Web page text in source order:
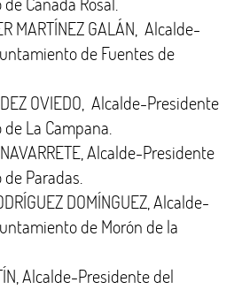
MARTÍNEZ GALÁN, Alcalde-
de Fuentes de
OVIEDO, Alcalde-Presidente
La Campana.
Alcalde-Presidente
Paradas.
DOMÍNGUEZ, Alcalde-
de Morón de la
Alcalde-Presidente del